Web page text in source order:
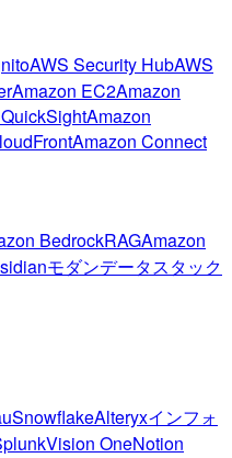
AWS Security HubAWS
Amazon EC2Amazon
Amazon
Amazon Connect
BedrockRAGAmazon
モダンデータスタック
SnowflakeAlteryxインフォ
Vision OneNotion